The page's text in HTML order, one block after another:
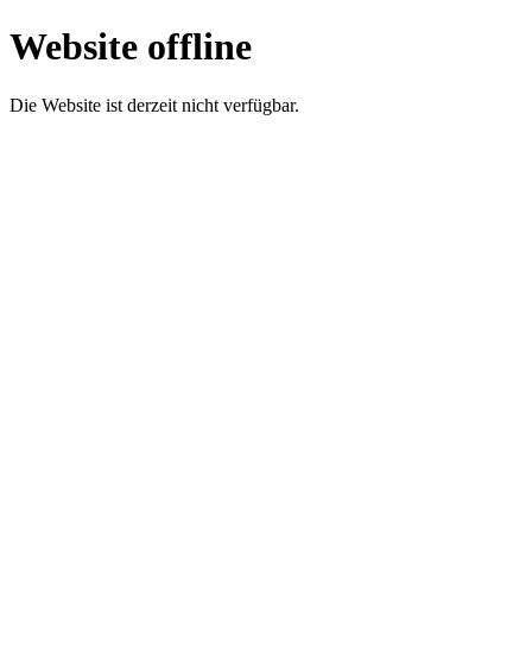
Website offline
Die Website ist derzeit nicht verfügbar.